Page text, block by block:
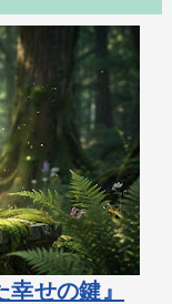
せの鍵』